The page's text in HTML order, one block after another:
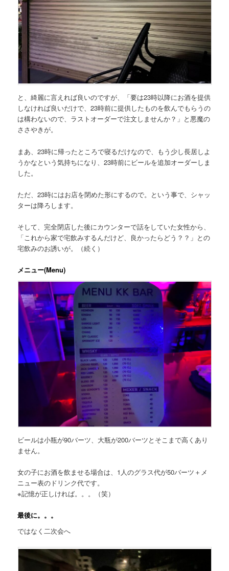
と、綺麗に言えれば良いのですが、
「要は23時以降にお酒を提供
しなければ良いだけで、23時前に提供したものを飲んでもらうの
は構わないので、ラストオーダーで注文しませんか？」 と悪魔の
ささやきが。
まあ、23時に帰ったところで寝るだけなので、もう少し長居しよ
うかなという気持ちになり、23時前にビールを追加オーダーしま
した。
ただ、23時にはお店を閉めた形にするので。という事で、シャッ
ターは降ろします。
そして、完全閉店した後にカウンターで話をしていた女性から、
「これから家で宅飲みするんだけど、良かったらどう？？」 との
宅飲みのお誘いが。（続く）
メニュー(Menu)
ビールは小瓶が90バーツ、大瓶が200バーツとそこまで高くあり
ません。
女の子にお酒を飲ませる場合は、1人のグラス代が50バーツ＋メ
ニュー表のドリンク代です。
※記憶が正しければ。。。（笑）
最後に。。。
ではなく二次会へ